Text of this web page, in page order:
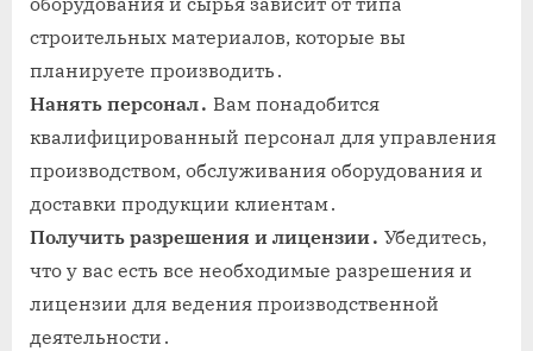
строительных материалов, которые вы
планируете производить․
Нанять персонал․ Вам понадобится
квалифицированный персонал для управления
производством, обслуживания оборудования и
доставки продукции клиентам․
Получить разрешения и лицензии․ Убедитесь,
что у вас есть все необходимые разрешения и
лицензии для ведения производственной
деятельности․